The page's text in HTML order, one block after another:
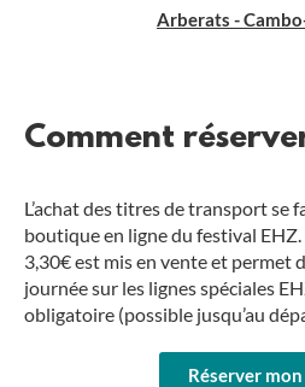
Arberats -
Comment
L’achat des titres de transport se
boutique en ligne du festival
3,30€ est mis en vente et permet
journée sur les lignes spéciales
obligatoire (possible jusqu’au
Réserver